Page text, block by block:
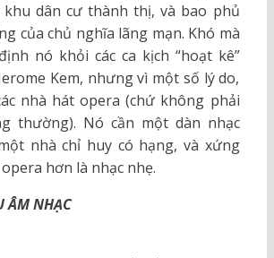
dân cư thành thị, và bao phủ
của chủ nghĩa lãng mạn. Khó mà
nó khỏi các ca kịch “hoạt kê”
Kem, nhưng vì một số lý do,
nhà hát opera (chứ không phải
thường). Nó cần một dàn nhạc
nhà chỉ huy có hạng, và xứng
hơn là nhạc nhẹ.
ÂM NHẠC